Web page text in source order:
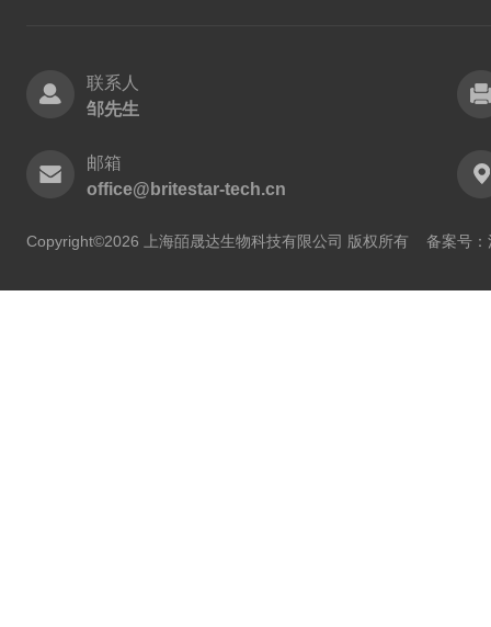
联系人
邹先生
邮箱
office@britestar-tech.cn
Copyright©2026 上海皕晟达生物科技有限公司 版权所有 备案号